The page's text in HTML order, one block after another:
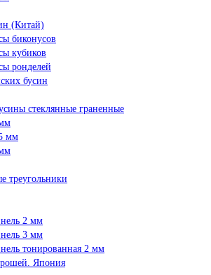
(Китай)
биконусов
кубиков
ронделей
бусин
стеклянные граненные
мм
треугольники
2 мм
3 мм
тонированная 2 мм
Япония